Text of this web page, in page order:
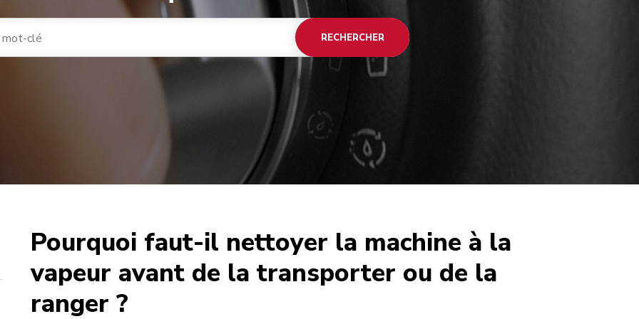
RECHERCHER
Pourquoi faut-il nettoyer la machine à la
vapeur avant de la transporter ou de la
ranger ?